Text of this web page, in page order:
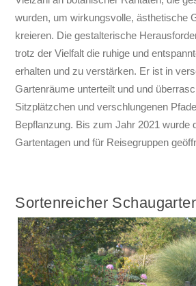
wurden, um wirkungsvolle, ästhetische
kreieren. Die gestalterische
trotz der Vielfalt die ruhige und
erhalten und zu verstärken. Er ist in
Gartenräume unterteilt und und
Sitzplätzchen und verschlungenen
Bepflanzung. Bis zum Jahr 2021 wurde
Gartentagen und für Reisegruppen
Sortenreicher